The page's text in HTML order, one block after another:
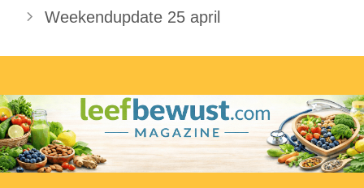
Weekendupdate 25 april